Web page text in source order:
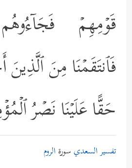
قَوۡمِهِمۡ
فَٱنتَقَمۡنَا مِنَ
حَقًّا عَلَیۡنَا نَصۡرُ
تفسير السعدي سورة الروم